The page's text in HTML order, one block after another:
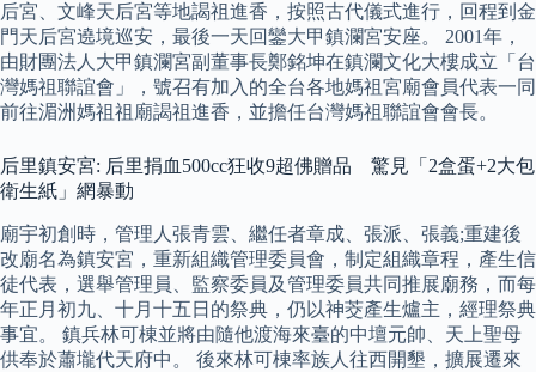
后宮、文峰天后宮等地謁祖進香，按照古代儀式進行，回程到金
門天后宮遶境巡安，最後一天回鑾大甲鎮瀾宮安座。 2001年，
由財團法人大甲鎮瀾宮副董事長鄭銘坤在鎮瀾文化大樓成立「台
灣媽祖聯誼會」，號召有加入的全台各地媽祖宮廟會員代表一同
前往湄洲媽祖祖廟謁祖進香，並擔任台灣媽祖聯誼會會長。
后里鎮安宮: 后里捐血500cc狂收9超佛贈品 驚見「2盒蛋+2大包
衛生紙」網暴動
廟宇初創時，管理人張青雲、繼任者章成、張派、張義;重建後
改廟名為鎮安宮，重新組織管理委員會，制定組織章程，產生信
徒代表，選舉管理員、監察委員及管理委員共同推展廟務，而每
年正月初九、十月十五日的祭典，仍以神茭產生爐主，經理祭典
事宜。 鎮兵林可棟並將由隨他渡海來臺的中壇元帥、天上聖母
供奉於蕭壠代天府中。 後來林可棟率族人往西開墾，擴展遷來